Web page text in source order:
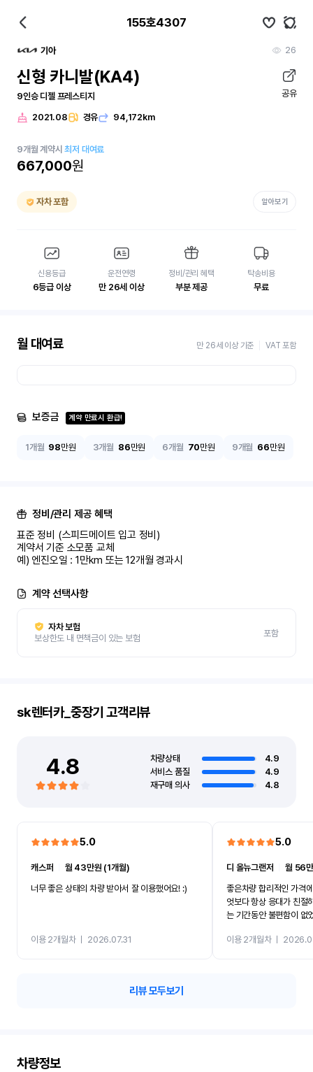
155호4307
기아 26
신형 카니발(KA4)
9인승 디젤 프레스티지 공유
2021.08 경유 94,172km
9개월 계약시최저 대여료
667,000원
자차 포함 알아보기
신용등급
6등급 이상
운전연령
만 26세 이상
정비/관리 혜택
부분 제공
탁송비용
무료
월 대여료 만 26세 이상 기준 VAT 포함
보증금 계약 만료시 환급!
1개월 98만원 3개월 86만원 6개월 70만원 9개월 66만원
정비/관리 제공 혜택
표준 정비 (스피드메이트 입고 정비)
계약서 기준 소모품 교체
예) 엔진오일 : 1만km 또는 12개월 경과시
계약 선택사항
자차 보험
보상한도 내 면책금이 있는 보험
포함
sk렌터카_중장기 고객리뷰
4.8 차량상태
4.9
서비스 품질
4.9
재구매 의사
4.8
5.0
캐스퍼
월 43만원 (1개월)
너무 좋은 상태의 차량 받아서 잘 이용했어요! :)
이용 2개월차ㅣ 2026.07.31
5.0
디 올뉴그랜저 ㅣ월 56
좋은차량 합리적인 가격
엇보다 항상 응대가 친절
는 기간동안 불편함이 없
카 렌트 고민없이 강추합
이용 2개월차ㅣ
리뷰 모두보기
차량정보